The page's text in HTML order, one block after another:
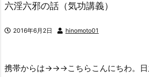
六淫六邪の話（気功講義）
2016年6月2日 hinomoto01
携帯からは→→→こちらこんにちわ。日